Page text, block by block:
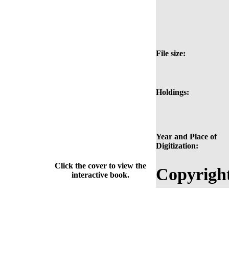
File size:
Holdings:
Year and Place of
Digitization:
Click the cover to view the
interactive book.